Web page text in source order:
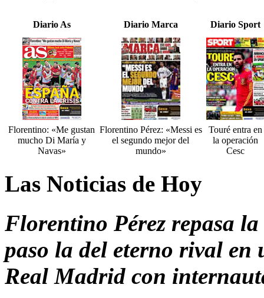
Diario As Diario Marca Diario Sport
Florentino: «Me gustan
mucho Di María y
Navas»
Florentino Pérez: «Messi es
el segundo mejor del
mundo»
Touré entra en
la operación
Cesc
Las Noticias de Hoy
Florentino Pérez repasa
paso la del eterno rival en
Real Madrid con